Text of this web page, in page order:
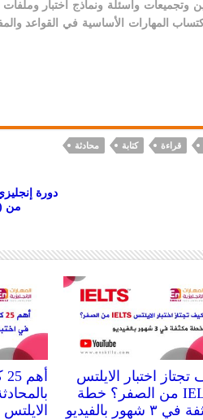
وتجميعات وأسئلة ونماذج اختبار وملفات
المهارات الأساسية في القواعد
قراءة كتابة محادثة
من (13) – أدوات
تجتاز اختبار الايلتس
IELTS من الصفر؟ خطة
٣ شهور بالفيديو
الايلتس IELTS